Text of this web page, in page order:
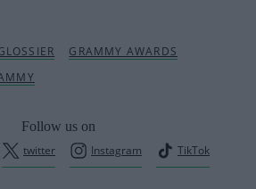
Follow us on
twitter Instagram TikTok